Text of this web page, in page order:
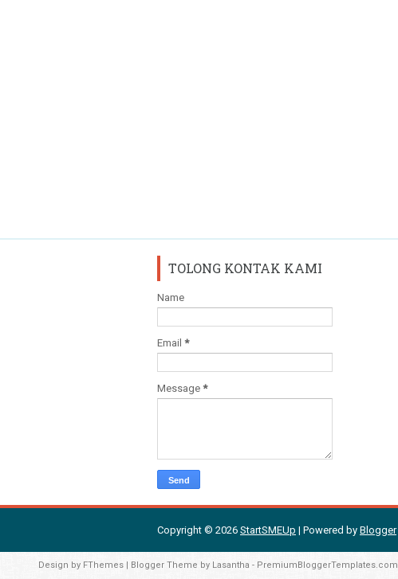
TOLONG KONTAK KAMI
Name
Email *
Message *
Copyright © 2026 StartSMEUp | Powered by Blogger
Design by FThemes | Blogger Theme by Lasantha - PremiumBloggerTemplates.com